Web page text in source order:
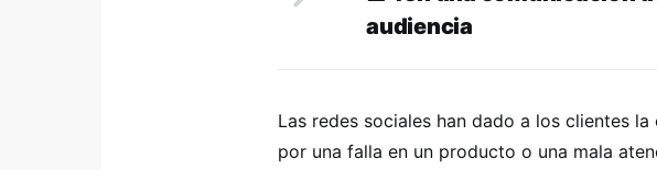
audiencia
Las redes sociales han dado a los clientes
por una falla en un producto o una mala